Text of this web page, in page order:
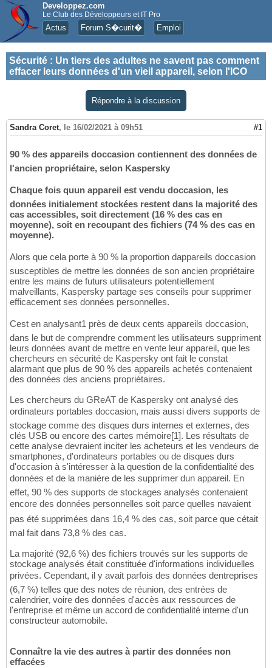
Developpez.com
Le Club des Développeurs et IT Pro
Actus Forum S�curit� Emploi
Sécurité : Un tiers des adultes ne savent pas comment
effacer leurs données d'un vieil appareil, selon l'ICO
Répondre à la discussion
Sandra Coret, le 16/02/2021 à 09h51 #1
90 % des appareils doccasion contiennent des données de
l'ancien propriétaire, selon Kaspersky
Chaque fois quun appareil est vendu doccasion, les
données initialement stockées restent dans la majorité des
cas accessibles, soit directement (16 % des cas en
moyenne), soit en recoupant des fichiers (74 % des cas en
moyenne).
Alors que cela porte à 90 % la proportion dappareils doccasion
susceptibles de mettre les données de son ancien propriétaire
entre les mains de futurs utilisateurs potentiellement
malveillants, Kaspersky partage ses conseils pour supprimer
efficacement ses données personnelles.
Cest en analysant1 près de deux cents appareils doccasion,
dans le but de comprendre comment les utilisateurs suppriment
leurs données avant de mettre en vente leur appareil, que les
chercheurs en sécurité de Kaspersky ont fait le constat
alarmant que plus de 90 % des appareils achetés contenaient
des données des anciens propriétaires.
Les chercheurs du GReAT de Kaspersky ont analysé des
ordinateurs portables doccasion, mais aussi divers supports de
stockage comme des disques durs internes et externes, des
clés USB ou encore des cartes mémoire[1]. Les résultats de
cette analyse devraient inciter les acheteurs et les vendeurs de
smartphones, d'ordinateurs portables ou de disques durs
d'occasion à s'intéresser à la question de la confidentialité des
données et de la manière de les supprimer dun appareil. En
effet, 90 % des supports de stockages analysés contenaient
encore des données personnelles soit parce quelles navaient
pas été supprimées dans 16,4 % des cas, soit parce que cétait
mal fait dans 73,8 % des cas.
La majorité (92,6 %) des fichiers trouvés sur les supports de
stockage analysés était constituée d'informations individuelles
privées. Cependant, il y avait parfois des données dentreprises
(6,7 %) telles que des notes de réunion, des entrées de
calendrier, voire des données d'accès aux ressources de
l'entreprise et même un accord de confidentialité interne d'un
constructeur automobile.
Connaître la vie des autres à partir des données non
effacées